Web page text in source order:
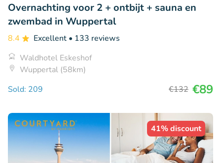
Overnachting voor 2 + ontbijt + sauna en
zwembad in Wuppertal
8.4 Excellent • 133 reviews
Waldhotel Eskeshof
Wuppertal (58km)
Sold: 209
€132 €89
41% discount